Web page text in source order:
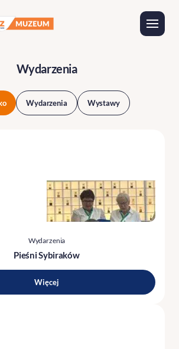
Wydarzenia
Wydarzenia Wystawy
Wydarzenia
Pieśni Sybiraków
Więcej